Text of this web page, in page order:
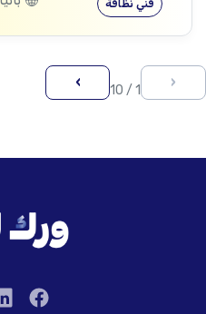
فني نظافة
‹
1 / 10
›